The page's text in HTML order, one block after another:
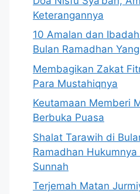
Keterangannya
10 Amalan dan
Bulan Ramadhan
Membagikan Zakat
Para Mustahiqnya
Keutamaan Memberi
Berbuka Puasa
Shalat Tarawih di
Ramadhan
Sunnah
Terjemah Matan